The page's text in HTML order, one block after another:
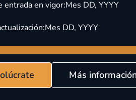
entrada en vigor:Mes DD, YYYY
Mes DD, YYYY
Más